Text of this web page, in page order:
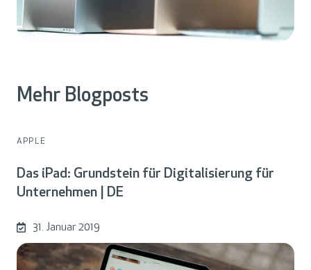
Mehr Blogposts
APPLE
Das iPad: Grundstein für Digitalisierung für
Unternehmen | DE
31. Januar 2019